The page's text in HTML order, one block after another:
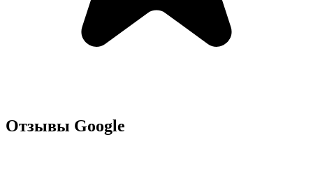
Отзывы Google